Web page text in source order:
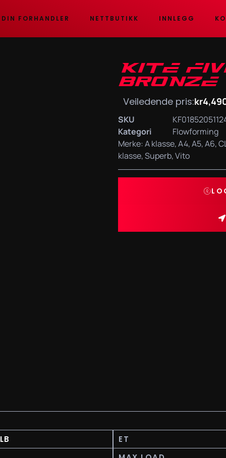
FORHANDLER NETTBUTIKK INNLEGG
KITE
BRONZE
Veiledende pris:kr
SKU
Kategori
Flowforming
Merke: A klasse,A4,A5,A6,
klasse,Superb,Vito
ET